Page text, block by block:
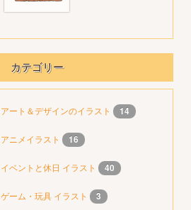
カテゴリー
アート＆デザインのイラスト 14
アニメイラスト 16
イベントと休日 イラスト 40
ゲーム・玩具 イラスト 3